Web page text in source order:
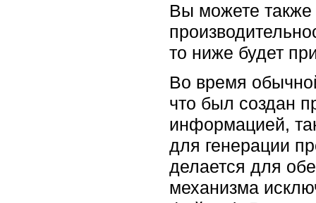
Вы можете также
то ниже будет
Во время
что был создан
информацией,
для генерации
делается для
механизма